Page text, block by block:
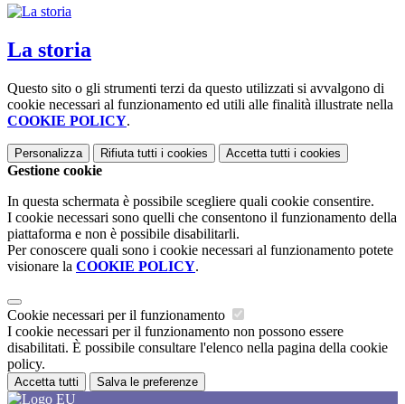
La storia
Questo sito o gli strumenti terzi da questo utilizzati si avvalgono di
cookie necessari al funzionamento ed utili alle finalità illustrate nella
COOKIE POLICY.
Personalizza Rifiuta tutti i cookies Accetta tutti i cookies
Gestione cookie
In questa schermata è possibile scegliere quali cookie consentire.
I cookie necessari sono quelli che consentono il funzionamento della
piattaforma e non è possibile disabilitarli.
Per conoscere quali sono i cookie necessari al funzionamento potete
visionare la COOKIE POLICY.
Cookie necessari per il funzionamento
I cookie necessari per il funzionamento non possono essere
disabilitati. È possibile consultare l'elenco nella pagina della cookie
policy.
Accetta tutti Salva le preferenze